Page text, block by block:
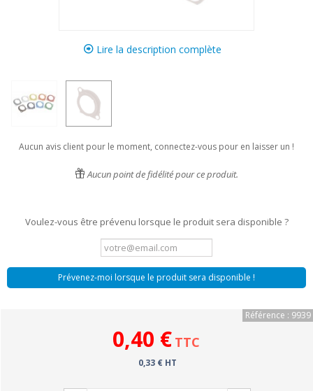
Lire la description complète
Aucun avis client pour le moment, connectez-vous pour en laisser un !
Aucun point de fidélité pour ce produit.
Voulez-vous être prévenu lorsque le produit sera disponible ?
Prévenez-moi lorsque le produit sera disponible !
Référence : 9939
0,40 € TTC
0,33 € HT